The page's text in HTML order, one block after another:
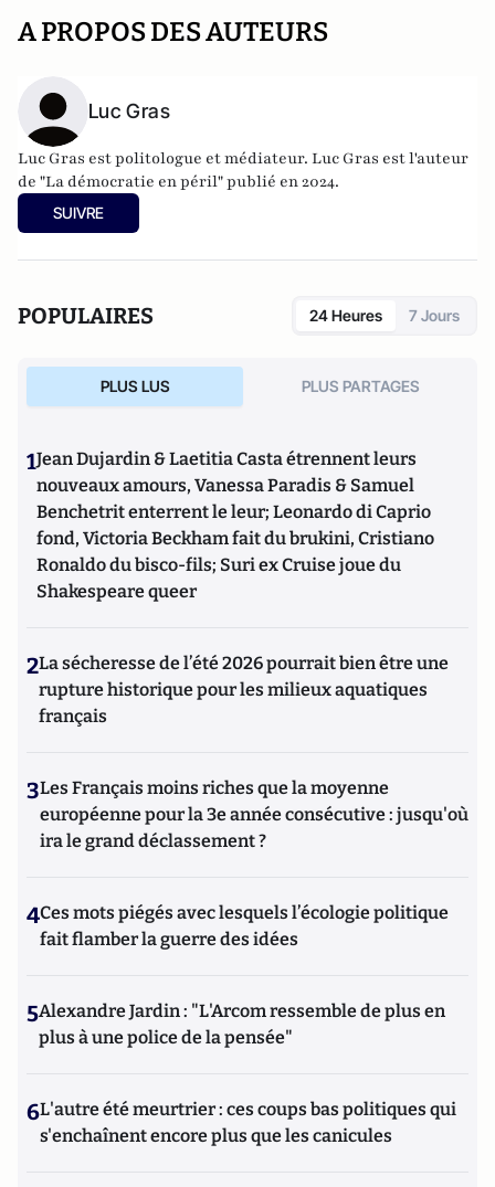
A PROPOS DES AUTEURS
Luc Gras
Luc Gras est politologue et médiateur. Luc Gras est l'auteur
de "La démocratie en péril" publié en 2024.
SUIVRE
POPULAIRES 24 Heures 7 Jours
PLUS LUS PLUS PARTAGES
1Jean Dujardin & Laetitia Casta étrennent leurs
nouveaux amours, Vanessa Paradis & Samuel
Benchetrit enterrent le leur; Leonardo di Caprio
fond, Victoria Beckham fait du brukini, Cristiano
Ronaldo du bisco-fils; Suri ex Cruise joue du
Shakespeare queer
2La sécheresse de l’été 2026 pourrait bien être une
rupture historique pour les milieux aquatiques
français
3Les Français moins riches que la moyenne
européenne pour la 3e année consécutive : jusqu'où
ira le grand déclassement ?
4Ces mots piégés avec lesquels l’écologie politique
fait flamber la guerre des idées
5Alexandre Jardin : "L'Arcom ressemble de plus en
plus à une police de la pensée"
6L'autre été meurtrier : ces coups bas politiques qui
s'enchaînent encore plus que les canicules